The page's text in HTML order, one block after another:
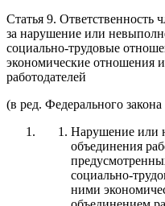
Статья 9. Ответственность
за нарушение или
социально-трудовые
экономические отношения
работодателей
(в ред. Федерального
Нарушение или
объединения
социально-
ними